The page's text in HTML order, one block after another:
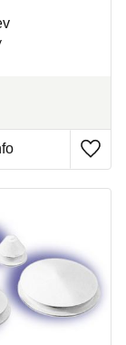
Lägg